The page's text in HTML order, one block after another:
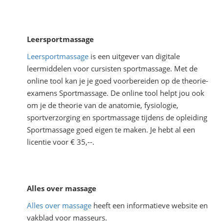
Leersportmassage
Leersportmassage is een uitgever van digitale
leermiddelen voor cursisten sportmassage. Met de
online tool kan je je goed voorbereiden op de theorie-
examens Sportmassage. De online tool helpt jou ook
om je de theorie van de anatomie, fysiologie,
sportverzorging en sportmassage tijdens de opleiding
Sportmassage goed eigen te maken. Je hebt al een
licentie voor € 35,--.
Alles over massage
Alles over massage heeft een informatieve website en
vakblad voor masseurs.